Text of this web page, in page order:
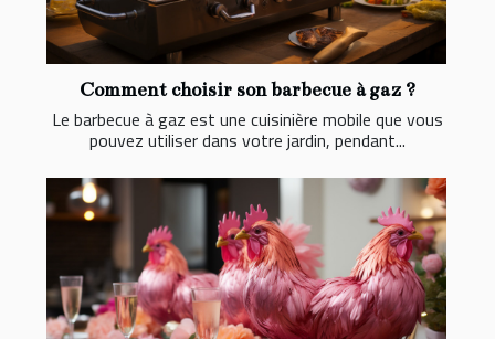
Comment choisir son barbecue à gaz ?
Le barbecue à gaz est une cuisinière mobile que vous
pouvez utiliser dans votre jardin, pendant...